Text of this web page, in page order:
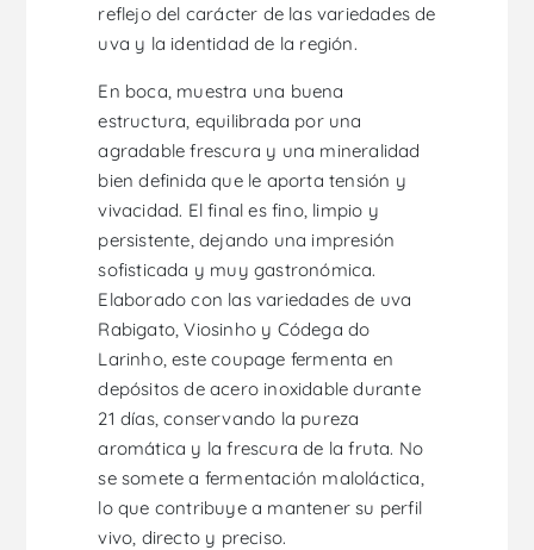
reflejo del carácter de las variedades de
uva y la identidad de la región.
En boca, muestra una buena
estructura, equilibrada por una
agradable frescura y una mineralidad
bien definida que le aporta tensión y
vivacidad. El final es fino, limpio y
persistente, dejando una impresión
sofisticada y muy gastronómica.
Elaborado con las variedades de uva
Rabigato, Viosinho y Códega do
Larinho, este coupage fermenta en
depósitos de acero inoxidable durante
21 días, conservando la pureza
aromática y la frescura de la fruta. No
se somete a fermentación maloláctica,
lo que contribuye a mantener su perfil
vivo, directo y preciso.